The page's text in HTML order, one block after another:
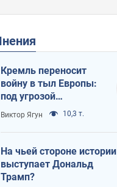
Мнения
Кремль переносит
войну в тыл Европы:
под угрозой
критическая
логистика
Виктор Ягун 10,3 т.
На чьей стороне истории
выступает Дональд
Трамп?